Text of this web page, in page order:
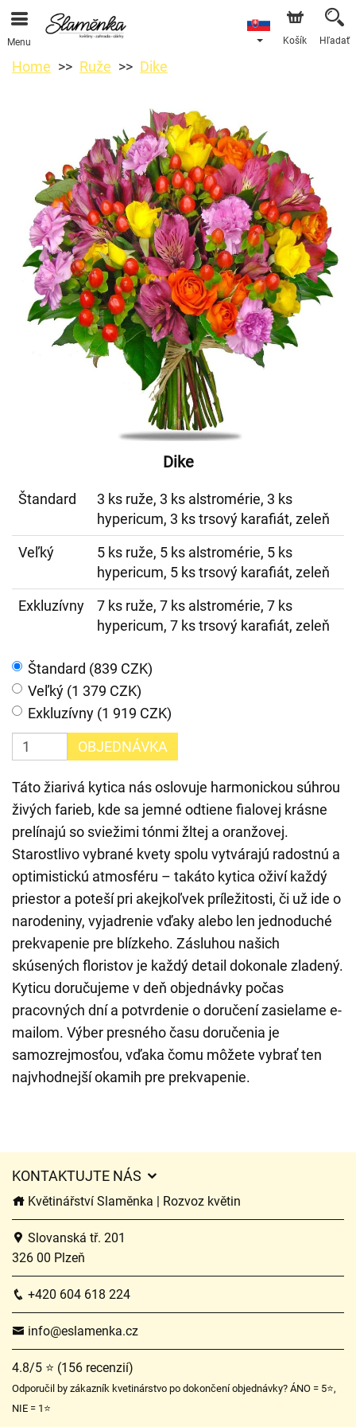
Menu Košík Hľadať
Home Ruže Dike
Dike
Štandard
3 ks ruže, 3 ks alstromérie, 3 ks
hypericum, 3 ks trsový karafiát, zeleň
Veľký
5 ks ruže, 5 ks alstromérie, 5 ks
hypericum, 5 ks trsový karafiát, zeleň
Exkluzívny
7 ks ruže, 7 ks alstromérie, 7 ks
hypericum, 7 ks trsový karafiát, zeleň
Štandard (839 CZK)
Veľký (1 379 CZK)
Exkluzívny (1 919 CZK)
OBJEDNÁVKA
Táto žiarivá kytica nás oslovuje harmonickou súhrou
živých farieb, kde sa jemné odtiene fialovej krásne
prelínajú so sviežimi tónmi žltej a oranžovej.
Starostlivo vybrané kvety spolu vytvárajú radostnú a
optimistickú atmosféru – takáto kytica oživí každý
priestor a poteší pri akejkoľvek príležitosti, či už ide o
narodeniny, vyjadrenie vďaky alebo len jednoduché
prekvapenie pre blízkeho. Zásluhou našich
skúsených floristov je každý detail dokonale zladený.
Kyticu doručujeme v deň objednávky počas
pracovných dní a potvrdenie o doručení zasielame e-
mailom. Výber presného času doručenia je
samozrejmosťou, vďaka čomu môžete vybrať ten
najvhodnejší okamih pre prekvapenie.
KONTAKTUJTE NÁS
Květinářství Slaměnka | Rozvoz květin
Slovanská tř. 201
326 00 Plzeň
+420 604 618 224
info@eslamenka.cz
4.8/5 ⭐ (156 recenzií)
Odporučil by zákazník kvetinárstvo po dokončení objednávky? ÁNO = 5⭐,
NIE = 1⭐